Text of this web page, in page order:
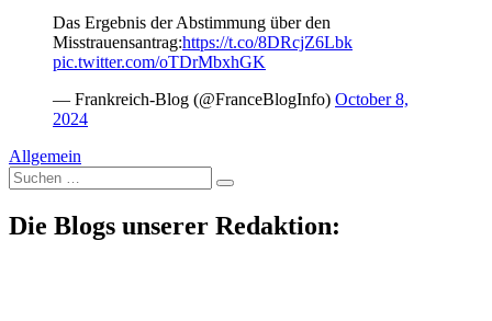
Das Ergebnis der Abstimmung über den
Misstrauensantrag:https://t.co/8DRcjZ6Lbk
pic.twitter.com/oTDrMbxhGK
— Frankreich-Blog (@FranceBlogInfo) October 8,
2024
Allgemein
Suche
nach:
Die Blogs unserer Redaktion: